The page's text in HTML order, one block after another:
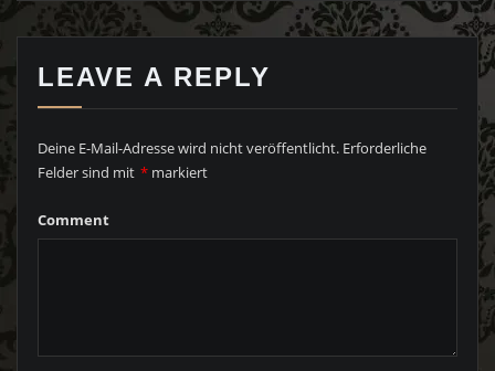
LEAVE A REPLY
Deine E-Mail-Adresse wird nicht veröffentlicht. Erforderliche
Felder sind mit * markiert
Comment